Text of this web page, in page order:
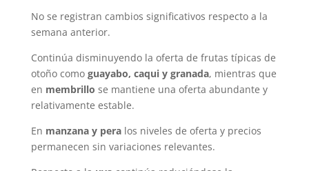
No se registran cambios significativos respecto a la
semana anterior.
Continúa disminuyendo la oferta de frutas típicas de
otoño como guayabo, caqui y granada, mientras que
en membrillo se mantiene una oferta abundante y
relativamente estable.
En manzana y peralos niveles de oferta y precios
permanecen sin variaciones relevantes.